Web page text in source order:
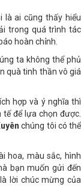
ai cũng thấy hiểu
trong quá trình tác
hoàn chỉnh.
ta không thể phủ
quà tinh thần vô giá
hợp và ý nghĩa thì
tế để lựa chọn được.
chúng tôi có thể
hoa, màu sắc, hình
bạn muốn gửi đến
lời chúc mừng của